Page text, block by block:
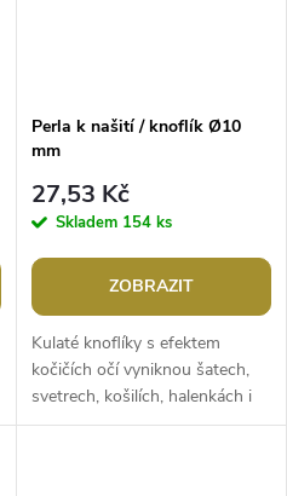
Perla k našití / knoflík Ø10
mm
27,53 Kč
Skladem 154 ks
ZOBRAZIT
Kulaté knoflíky s efektem
kočičích očí vyniknou šatech,
svetrech, košilích, halenkách i
různých doplňcích. Jejich